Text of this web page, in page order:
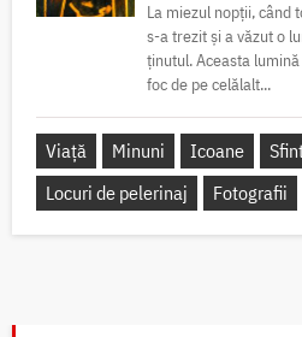
La miezul nopții, când
s-a trezit și a văzut o
ținutul. Aceasta
foc de pe celălalt...
Viață Minuni Icoane
Locuri de pelerinaj
Fotografii